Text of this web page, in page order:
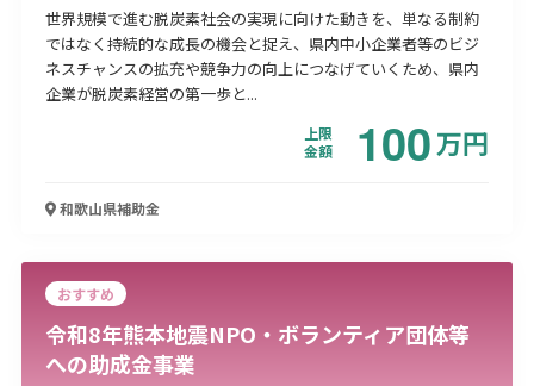
世界規模で進む脱炭素社会の実現に向けた動きを、単なる制約
ではなく持続的な成長の機会と捉え、県内中小企業者等のビジ
ネスチャンスの拡充や競争力の向上につなげていくため、県内
企業が脱炭素経営の第一歩と...
上限
金額
100万円
和歌山県補助金
おすすめ
令和8年熊本地震NPO・ボランティア団体等
への助成金事業